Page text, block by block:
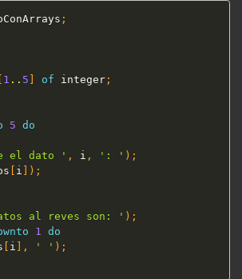
;
[ 1 .. 5 ] of integer ;
5 do
el dato ' , i , ': ' ) ;
[ i ] ) ;
al reves son: ' ) ;
1
do
[ i ] , ' ' ) ;